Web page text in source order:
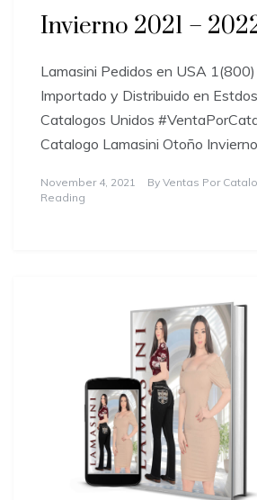
Invierno 2021 –
Lamasini Pedidos en USA
Importado y Distribuido en
Catalogos Unidos
Catalogo Lamasini Otoño
November 4, 2021 By Ventas Por
Reading